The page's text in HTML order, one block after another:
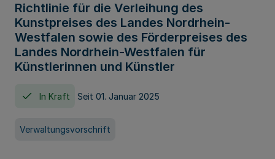
Richtlinie für die Verleihung des
Kunstpreises des Landes Nordrhein-
Westfalen sowie des Förderpreises des
Landes Nordrhein-Westfalen für
Künstlerinnen und Künstler
In Kraft Seit 01. Januar 2025
Verwaltungsvorschrift